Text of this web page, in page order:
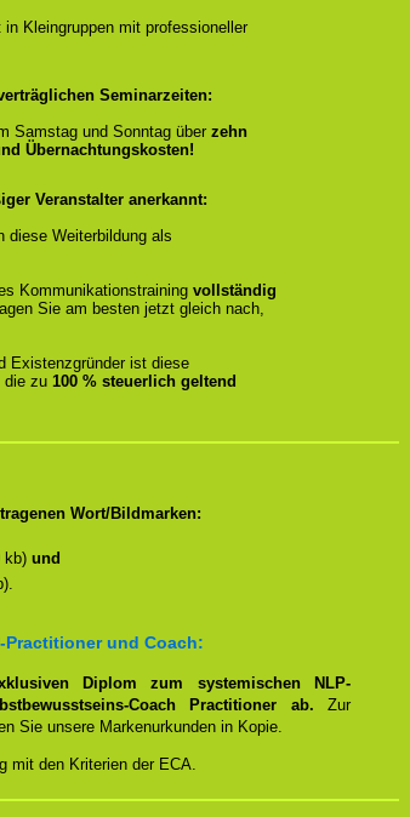
Kleingruppen mit professioneller
Seminarzeiten:
Samstag und Sonntag über zehn
Übernachtungskosten!
Veranstalter anerkannt:
diese Weiterbildung als
Kommunikationstraining vollständig
Sie am besten jetzt gleich nach,
Existenzgründer ist diese
die zu 100 % steuerlich geltend
Wort/Bildmarken:
kb) und
und Coach:
Diplom zum systemischen NLP-
Coach Practitioner ab.Zur
Sie unsere Markenurkunden in Kopie.
mit den Kriterien der ECA.